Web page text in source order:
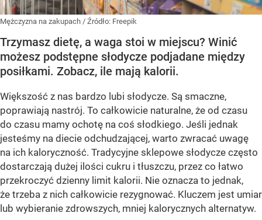
Mężczyzna na zakupach / Źródło: Freepik
Trzymasz dietę, a waga stoi w miejscu? Winić
możesz podstępne słodycze podjadane między
posiłkami. Zobacz, ile mają kalorii.
Większość z nas bardzo lubi słodycze. Są smaczne,
poprawiają nastrój. To całkowicie naturalne, że od czasu
do czasu mamy ochotę na coś słodkiego. Jeśli jednak
jesteśmy na diecie odchudzającej, warto zwracać uwagę
na ich kaloryczność. Tradycyjne sklepowe słodycze często
dostarczają dużej ilości cukru i tłuszczu, przez co łatwo
przekroczyć dzienny limit kalorii. Nie oznacza to jednak,
że trzeba z nich całkowicie rezygnować. Kluczem jest umiar
lub wybieranie zdrowszych, mniej kalorycznych alternatyw.